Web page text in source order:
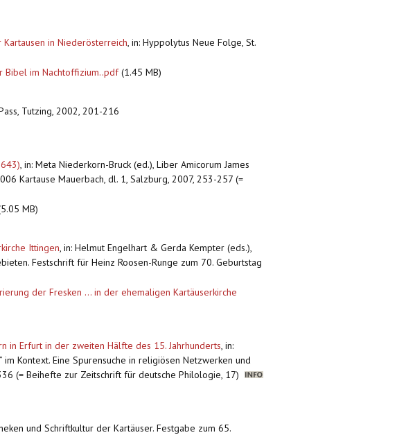
in Niederösterreich, in: Hyppolytus Neue Folge, St.
Bibel im Nachtoffizium..pdf(1.45 MB)
Tutzing, 2002, 201-216
, in: Meta Niederkorn-Bruck (ed.), Liber Amicorum James
Kartause Mauerbach, dl. 1, Salzburg, 2007, 253-257 (=
MB)
Ittingen, in: Helmut Engelhart & Gerda Kempter (eds.),
Festschrift für Heinz Roosen-Runge zum 70. Geburtstag
der Fresken ... in der ehemaligen Kartäuserkirche
in Erfurt in der zweiten Hälfte des 15. Jahrhunderts, in:
Kontext. Eine Spurensuche in religiösen Netzwerken und
(= Beihefte zur Zeitschrift für deutsche Philologie, 17)
und Schriftkultur der Kartäuser. Festgabe zum 65.